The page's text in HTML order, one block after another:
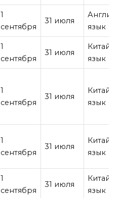
1
сентября
31 июля
язык
1
сентября
31 июля
язык
1
сентября
31 июля
язык
1
сентября
31 июля
язык
1
сентября
31 июля
язык